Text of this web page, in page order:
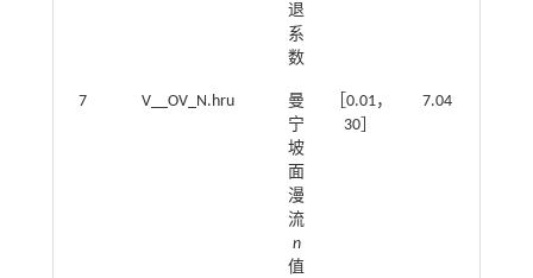
退
系
数
7 V__OV_N.hru
曼
宁
坡
面
漫
流
n
值
［0.01，
30］
7.04